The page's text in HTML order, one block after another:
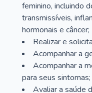
feminino, incluindo
transmissíveis,
hormonais e câncer;
Realizar e
Acompanhar a
Acompanhar a
para seus sintomas;
Avaliar a saúde